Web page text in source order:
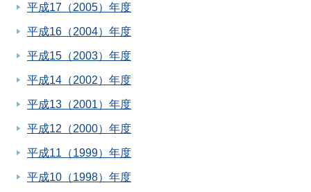
平成17（2005）年度
平成16（2004）年度
平成15（2003）年度
平成14（2002）年度
平成13（2001）年度
平成12（2000）年度
平成11（1999）年度
平成10（1998）年度